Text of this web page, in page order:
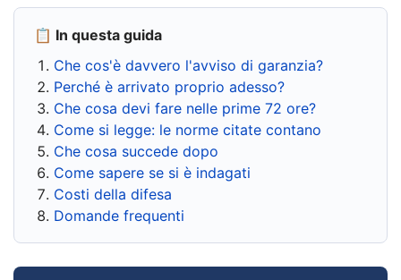
📋 In questa guida
Che cos'è davvero l'avviso di garanzia?
Perché è arrivato proprio adesso?
Che cosa devi fare nelle prime 72 ore?
Come si legge: le norme citate contano
Che cosa succede dopo
Come sapere se si è indagati
Costi della difesa
Domande frequenti